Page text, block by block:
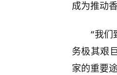
成为推动
“我
务极其艰
家的重要